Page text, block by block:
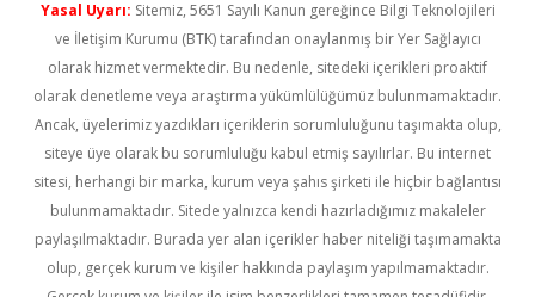
Yasal Uyarı: Sitemiz, 5651 Sayılı Kanun gereğince Bilgi Teknolojileri
ve İletişim Kurumu (BTK) tarafından onaylanmış bir Yer Sağlayıcı
olarak hizmet vermektedir. Bu nedenle, sitedeki içerikleri proaktif
olarak denetleme veya araştırma yükümlülüğümüz bulunmamaktadır.
Ancak, üyelerimiz yazdıkları içeriklerin sorumluluğunu taşımakta olup,
siteye üye olarak bu sorumluluğu kabul etmiş sayılırlar. Bu internet
sitesi, herhangi bir marka, kurum veya şahıs şirketi ile hiçbir bağlantısı
bulunmamaktadır. Sitede yalnızca kendi hazırladığımız makaleler
paylaşılmaktadır. Burada yer alan içerikler haber niteliği taşımamakta
olup, gerçek kurum ve kişiler hakkında paylaşım yapılmamaktadır.